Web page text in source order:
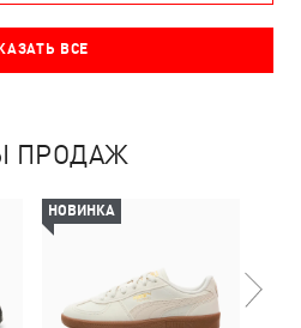
ВСЕ
ПРОДАЖ
НОВИНКА